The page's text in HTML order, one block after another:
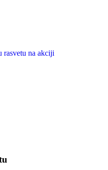
rasvetu na akciji